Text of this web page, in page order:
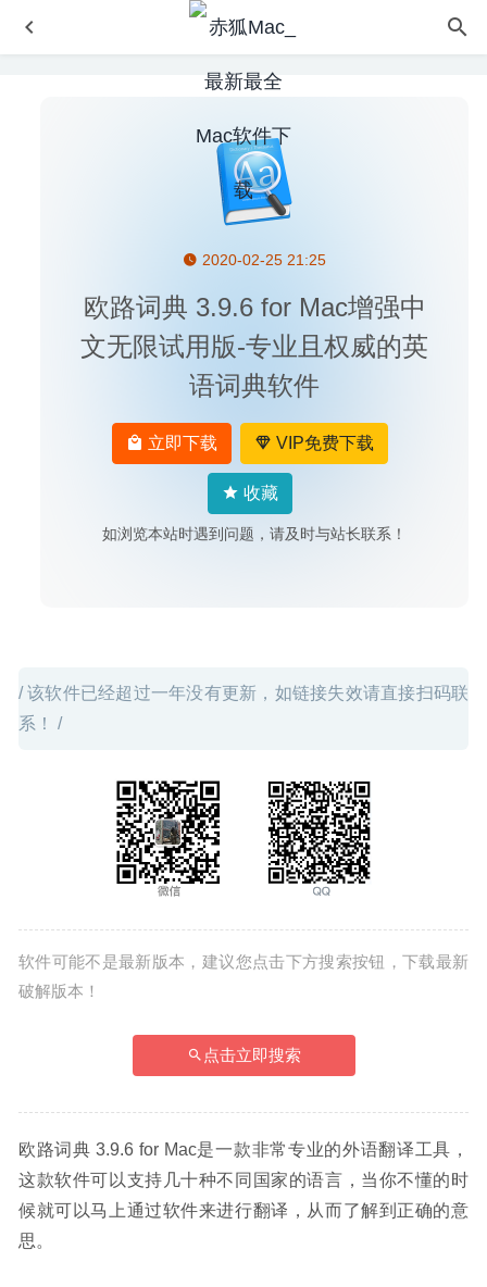
2020-02-25 21:25
欧路词典 3.9.6 for Mac增强中
文无限试用版-专业且权威的英
语词典软件
立即下载 VIP免费下载
收藏
如浏览本站时遇到问题，请及时与站长联系！
/ 该软件已经超过一年没有更新，如链接失效请直接扫码联
系！ /
软件可能不是最新版本，建议您点击下方搜索按钮，下载最新
破解版本！
点击立即搜索
欧路词典 3.9.6 for Mac是一款非常专业的外语翻译工具，
这款软件可以支持几十种不同国家的语言，当你不懂的时
候就可以马上通过软件来进行翻译，从而了解到正确的意
思。
Mark Text 0.16.0 for Mac-最好的Markdown编辑器
iCollections 6.3.1 (63111) – 桌面图标整理神器 2020-04-17
Downie 4.1 中文版-视频网站视频下载工具 2020-07-20
FileMaker Pro 22.0.6.601 中文版-强大且便捷的App开发神
Adobe Lightroom Classic 2020 9.4 中文版-专业的图像后期